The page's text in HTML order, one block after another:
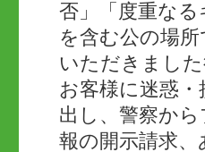
否」「度重な
を含む公の場
いただきまし
お客様に迷惑
出し、警察か
報の開示請求